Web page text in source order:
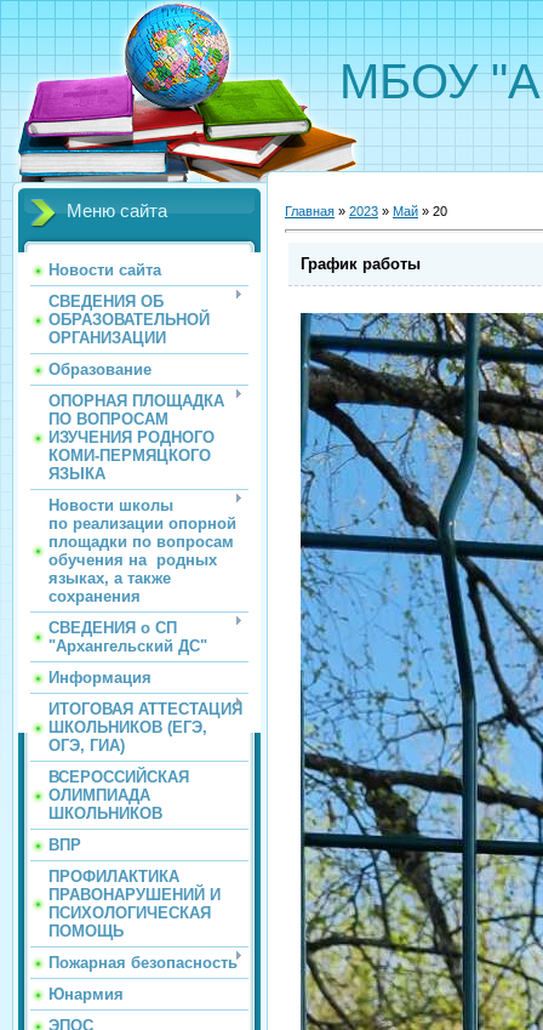
МБОУ
Меню сайта
Новости сайта
СВЕДЕНИЯ ОБ
ОБРАЗОВАТЕЛЬНОЙ
ОРГАНИЗАЦИИ
Образование
ОПОРНАЯ ПЛОЩАДКА
ПО ВОПРОСАМ
ИЗУЧЕНИЯ РОДНОГО
КОМИ-ПЕРМЯЦКОГО
ЯЗЫКА
Новости школы
по реализации опорной
площадки по вопросам
обучения на родных
языках, а также
сохранения
СВЕДЕНИЯ о СП
"Архангельский ДС"
Информация
ИТОГОВАЯ АТТЕСТАЦИЯ
ШКОЛЬНИКОВ (ЕГЭ,
ОГЭ, ГИА)
ВСЕРОССИЙСКАЯ
ОЛИМПИАДА
ШКОЛЬНИКОВ
ВПР
ПРОФИЛАКТИКА
ПРАВОНАРУШЕНИЙ И
ПСИХОЛОГИЧЕСКАЯ
ПОМОЩЬ
Пожарная безопасность
Юнармия
ЭПОС
Главная » 2023 » Май » 20
График работы